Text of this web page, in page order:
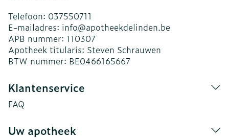
Telefoon: 037550711
E-mailadres: info@apotheekdelinden.be
APB nummer: 110307
Apotheek titularis: Steven Schrauwen
BTW nummer: BE0466165667
Klantenservice
FAQ
Uw apotheek